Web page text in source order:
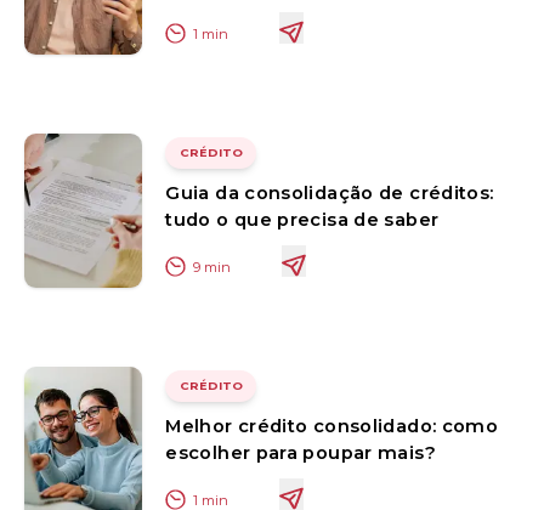
1 min
CRÉDITO
Guia da consolidação de créditos:
tudo o que precisa de saber
9 min
CRÉDITO
Melhor crédito consolidado: como
escolher para poupar mais?
1 min